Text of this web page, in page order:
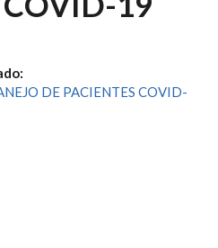
DE PACIENTES COVID-